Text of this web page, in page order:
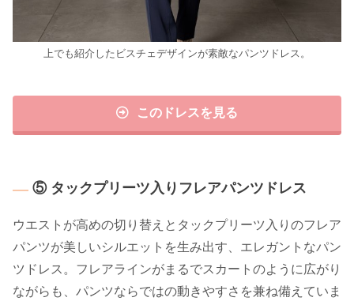
上でも紹介したビスチェデザインが素敵なパンツドレス。
このドレスを見る
⑤ タックプリーツ入りフレアパンツドレス
ウエストが高めの切り替えとタックプリーツ入りのフレア
パンツが美しいシルエットを生み出す、エレガントなパン
ツドレス。フレアラインがまるでスカートのように広がり
ながらも、パンツならではの動きやすさを兼ね備えていま